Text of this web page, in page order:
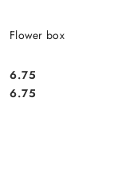
Flower box
Cena:
6.75
Cena:
6.75